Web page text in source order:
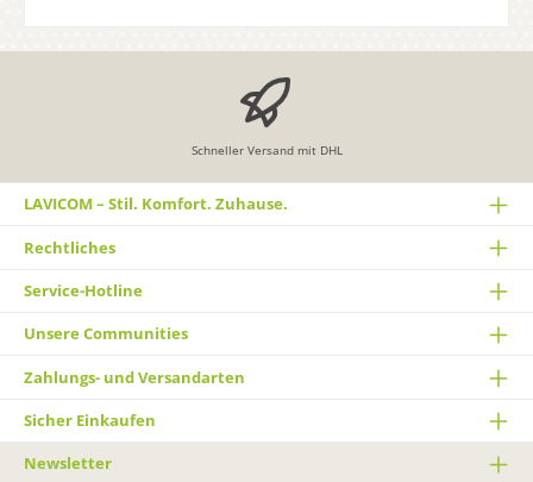
Schneller Versand mit DHL
LAVICOM – Stil. Komfort. Zuhause.
Rechtliches
Service-Hotline
Unsere Communities
Zahlungs- und Versandarten
Sicher Einkaufen
Newsletter